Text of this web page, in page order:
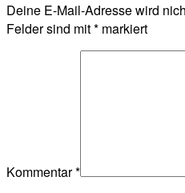
Deine E-Mail-Adresse wird
Felder sind mit* markiert
Kommentar*